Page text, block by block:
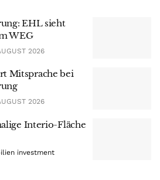
EHL sieht
WEG
2026
Mitsprache bei
2026
Interio-Fläche
investment